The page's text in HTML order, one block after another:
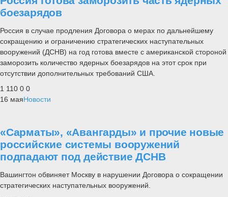
боезарядов
Россия в случае продления Договора о мерах по дальнейшему
сокращению и ограничению стратегических наступательных
вооружений (ДСНВ) на год готова вместе с американской стороной
заморозить количество ядерных боезарядов на этот срок при
отсутствии дополнительных требований США.
1 110 0 0
16 маяНовости
«Сарматы», «Авангарды» и прочие новые
российские системы вооружений
подпадают под действие ДСНВ
Вашингтон обвиняет Москву в нарушении Договора о сокращении
стратегических наступательных вооружений.